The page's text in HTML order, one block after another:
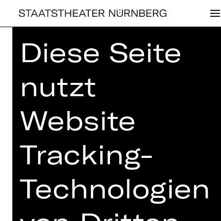
Home> AGB
AGB
ALLGEMEINE
GESCHÄFTSBEDINGUNGEN
DER STIFTUNG
STAATSTHEATER NÜRNBERG
Diese Seite
nutzt
Website
Tracking-
Technologien